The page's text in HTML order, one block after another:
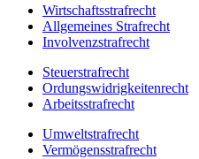
Wirtschaftsstrafrecht
Allgemeines Strafrecht
Involvenzstrafrecht
Steuerstrafrecht
Ordungswidrigkeitenrecht
Arbeitsstrafrecht
Umweltstrafrecht
Vermögensstrafrecht